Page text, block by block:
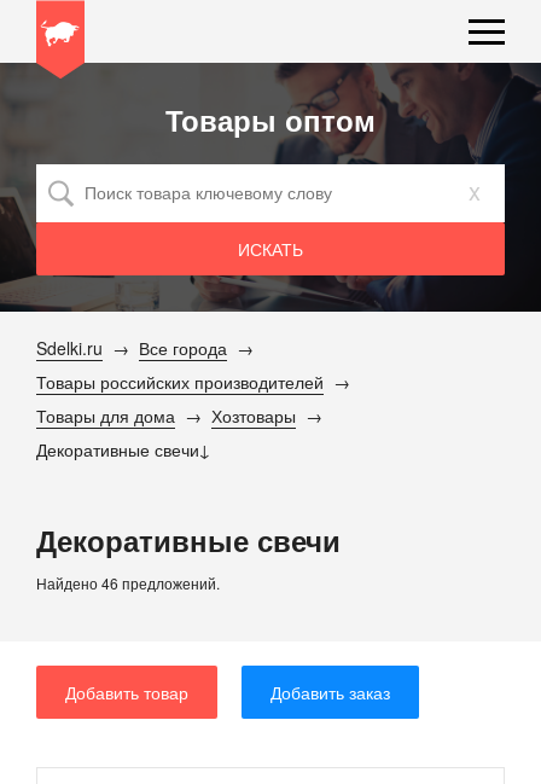
Товары оптом
x
Sdelki.ru
Все города
Товары российских производителей
Товары для дома
Хозтовары
Декоративные свечи
Декоративные свечи
Найдено 46 предложений.
Добавить товар Добавить заказ